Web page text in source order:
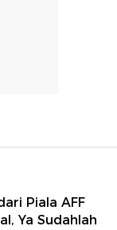
Piala AFF
Ya Sudahlah